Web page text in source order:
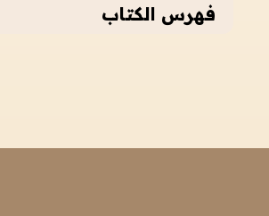
فهرس الكتاب